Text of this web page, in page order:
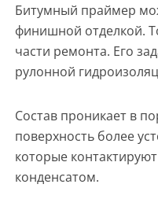
Битумный праймер
финишной отделкой.
части ремонта. Его
рулонной
Состав проникает в
поверхность более
которые
конденсатом.